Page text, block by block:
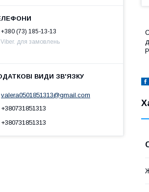
+380 (73) 185-13-13
Viber. для замовлень
valera0501851313@gmail.com
+380731851313
+380731851313